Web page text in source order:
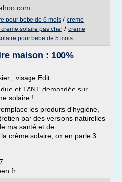
pour bebe de 6 mois / creme
creme solaire pas cher / creme
pour bebe de 5 mois
maison : 100%
, visage Edit
et TANT demandée sur
solaire !
les produits d'hygiène,
par des versions naturelles
ma santé et de
crème solaire, on en parle 3...